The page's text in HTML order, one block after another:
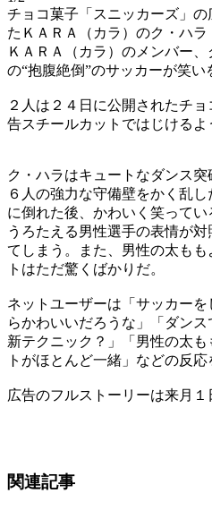
チョコ菓子「スニッカーズ」
たＫＡＲＡ（カラ）のク・ハラ
ＫＡＲＡ（カラ）のメンバー
の“抱腹絶倒”のサッカーが笑い
２人は２４日に公開されたチ
告スチールカットではじけるよ
ク・ハラはキュートなダンス
６人の強力な守備壁をかく乱
に倒れた後、かわいく笑って
うろたえる男性選手の表情が
てしまう。また、男性の太も
トはただ驚くばかりだ。
ネットユーザーは「サッカー
らかわいいだろうな」「ダン
新テクニック？」「男性の太
トがほとんど一緒」などの反応
広告のフルストーリーは来月１
関連記事